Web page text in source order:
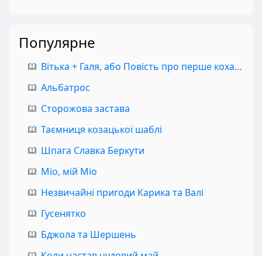
Популярне
Вітька + Галя, або Повість про перше кохання
Альбатрос
Сторожова застава
Таємниця козацької шаблі
Шпага Славка Беркути
Міо, мій Міо
Незвичайні пригоди Карика та Валі
Гусенятко
Бджола та Шершень